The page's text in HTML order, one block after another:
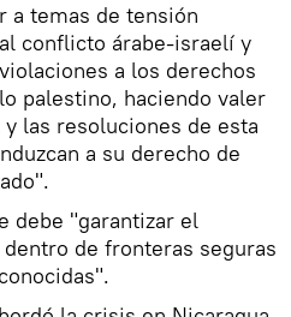
a temas de tensión
conflicto árabe-israelí y
a los derechos
palestino, haciendo valer
las resoluciones de esta
a su derecho de
debe "garantizar el
de fronteras seguras